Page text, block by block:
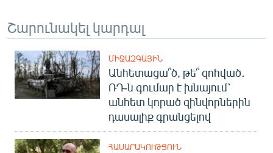
Շարունակել կարդալ
ՄԻՋԱԶԳԱՅԻՆ
Անհետացա՞ծ, թե՞ զոհված․
ՌԴ-ն գումար է խնայում՝
անհետ կորած զինվորներին
դասալիք գրանցելով
ՀԱՍԱՐԱԿՈՒԹՅՈՒՆ